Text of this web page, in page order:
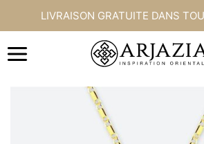
LIVRAISON GRATUITE DANS